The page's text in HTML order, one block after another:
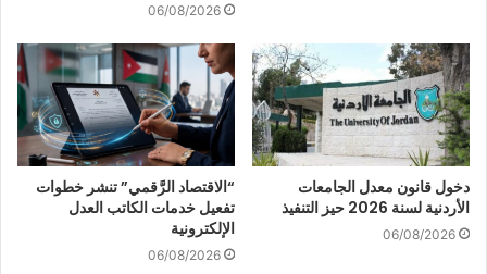
06/08/2026
دخول قانون معدل الجامعات
الأردنية لسنة 2026 حيز التنفيذ
06/08/2026
“الاقتصاد الرَّقمي” تنشر خطوات
تفعيل خدمات الكاتب العدل
الإلكترونية
06/08/2026